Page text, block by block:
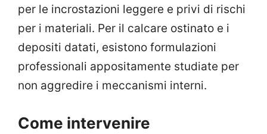
per le incrostazioni leggere e privi di rischi
per i materiali. Per il calcare ostinato e i
depositi datati, esistono formulazioni
professionali appositamente studiate per
non aggredire i meccanismi interni.
Come intervenire